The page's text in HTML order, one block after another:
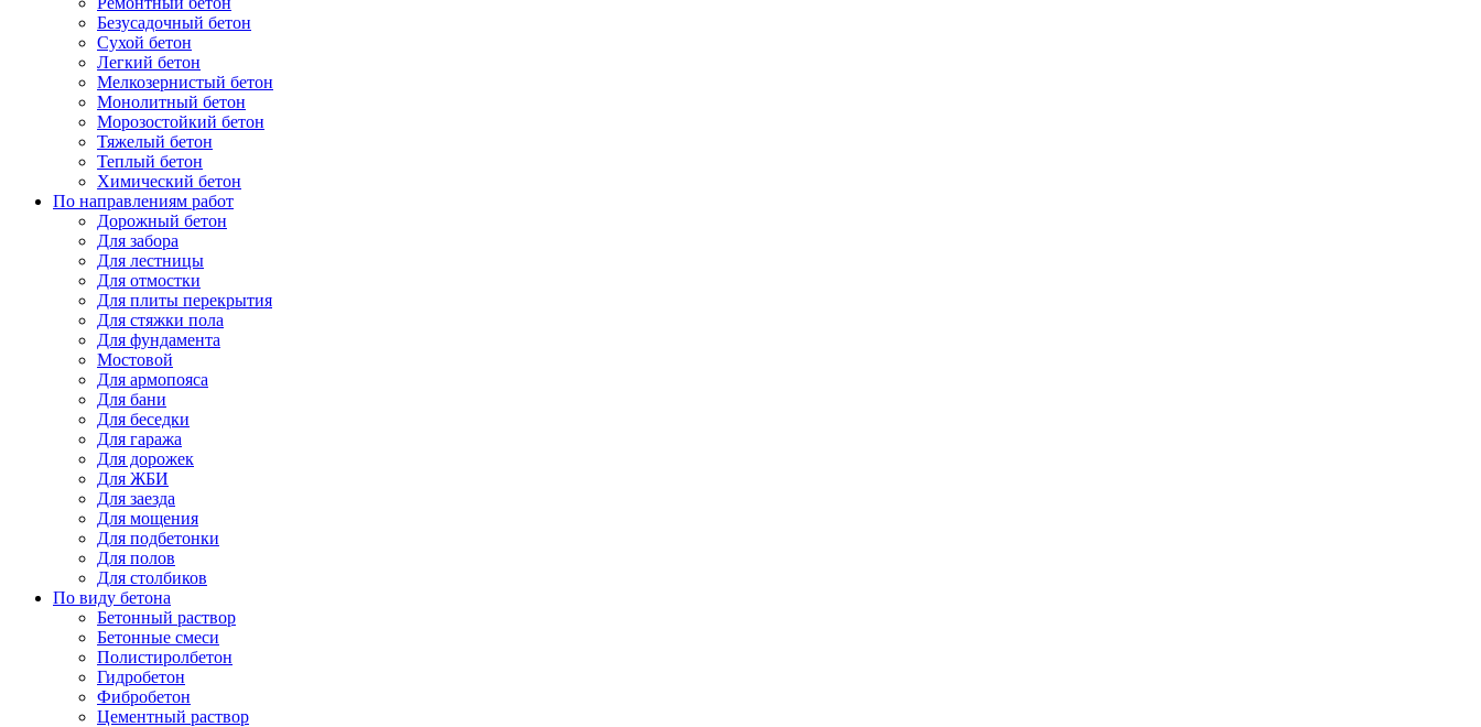
Безусадочный бетон
Сухой бетон
Легкий бетон
Мелкозернистый бетон
Монолитный бетон
Морозостойкий бетон
Тяжелый бетон
Теплый бетон
Химический бетон
По направлениям работ
Дорожный бетон
Для забора
Для лестницы
Для отмостки
Для плиты перекрытия
Для стяжки пола
Для фундамента
Мостовой
Для армопояса
Для бани
Для беседки
Для гаража
Для дорожек
Для ЖБИ
Для заезда
Для мощения
Для подбетонки
Для полов
Для столбиков
По виду бетона
Бетонный раствор
Бетонные смеси
Полистиролбетон
Гидробетон
Фибробетон
Цементный раствор